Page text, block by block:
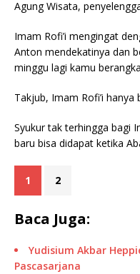
Agung Wisata,
Imam Rofi’i mengingat
Anton mendekatinya dan
minggu lagi kamu
Takjub, Imam Rofi’i hanya
Syukur tak terhingga bagi
baru bisa didapat ketika
1 2
Baca Juga:
Yudisium Akbar
Pascasarjana